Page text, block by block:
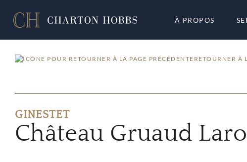
À PROPOS
RETOURNER À
GINESTET
Château Gruaud